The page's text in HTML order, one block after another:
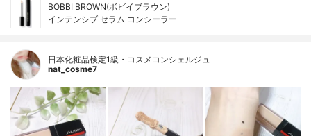
BOBBI BROWN(ボビイブラウン)
インテンシブ セラム コンシーラー
日本化粧品検定1級・コスメコンシェルジュ
nat_cosme7